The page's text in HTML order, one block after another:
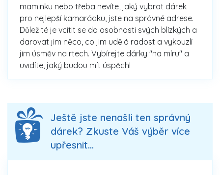
maminku nebo třeba nevíte, jaký vybrat dárek
pro nejlepší kamarádku, jste na správné adrese.
Důležité je vcítit se do osobnosti svých blízkých a
darovat jim něco, co jim udělá radost a vykouzlí
jim úsměv na rtech. Vybírejte dárky "na míru" a
uvidíte, jaký budou mít úspěch!
Ještě jste nenašli ten správný
dárek? Zkuste Váš výběr více
upřesnit...